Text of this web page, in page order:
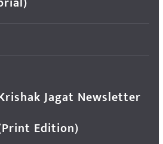
Jagat Newsletter
Edition)